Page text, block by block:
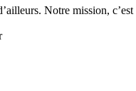
Notre mission,